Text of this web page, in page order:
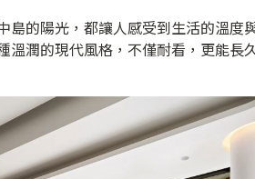
的陽光，都讓人感受到生活的溫度
潤的現代風格，不僅耐看，更能長